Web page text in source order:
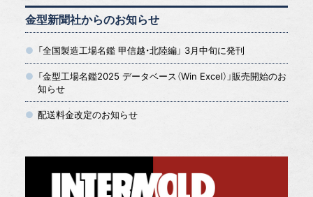
金型新聞社からのお知らせ
「全国製造工場名鑑 甲信越・北陸編」 3月中旬に発刊
「金型工場名鑑2025 データベース（Win Excel）」販売開始のお
知らせ
配送料金改定のお知らせ